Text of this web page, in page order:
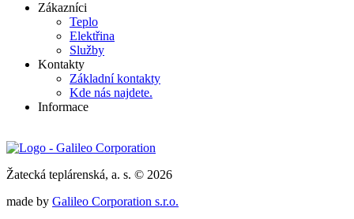
Zákazníci
Teplo
Elektřina
Služby
Kontakty
Základní kontakty
Kde nás najdete.
Informace
Žatecká teplárenská, a. s. © 2026
made by Galileo Corporation s.r.o.